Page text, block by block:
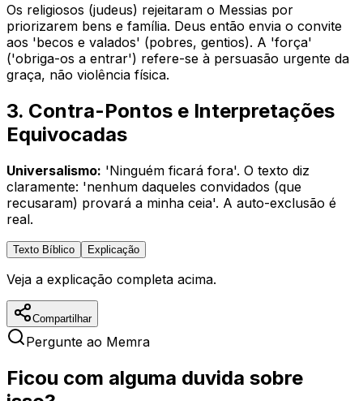
Os religiosos (judeus) rejeitaram o Messias por
priorizarem bens e família. Deus então envia o convite
aos 'becos e valados' (pobres, gentios). A 'força'
('obriga-os a entrar') refere-se à persuasão urgente da
graça, não violência física.
3. Contra-Pontos e Interpretações
Equivocadas
Universalismo: 'Ninguém ficará fora'. O texto diz
claramente: 'nenhum daqueles convidados (que
recusaram) provará a minha ceia'. A auto-exclusão é
real.
Texto Bíblico Explicação
Veja a explicação completa acima.
Compartilhar
Pergunte ao Memra
Ficou com alguma duvida sobre